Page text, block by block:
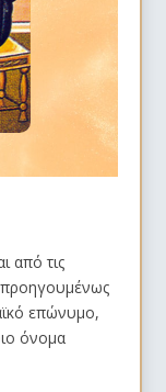
από τις
επώνυμο,
όνομα